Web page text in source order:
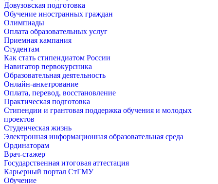
Довузовская подготовка
Обучение иностранных граждан
Олимпиады
Оплата образовательных услуг
Приемная кампания
Студентам
Как стать стипендиатом России
Навигатор первокурсника
Образовательная деятельность
Онлайн-анкетрование
Оплата, перевод, восстановление
Практическая подготовка
Стипендии и грантовая поддержка обучения и молодых
проектов
Студенческая жизнь
Электронная информационная образовательная среда
Ординаторам
Врач-стажер
Государственная итоговая аттестация
Карьерный портал СтГМУ
Обучение